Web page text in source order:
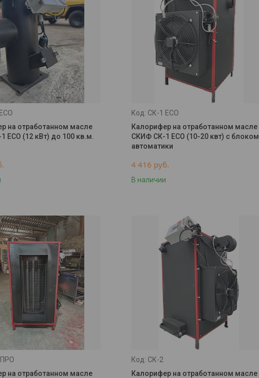
на отработанном масле
ECO (12 кВт) до 100 кв.м.
СК-1 ECO
Калорифер на отработанном масле
СКИФ СК-1 ECO (10-20 квт) с блоком
автоматики
4 416 руб.
В наличии
на отработанном масле
СК-2
Калорифер на отработанном масле